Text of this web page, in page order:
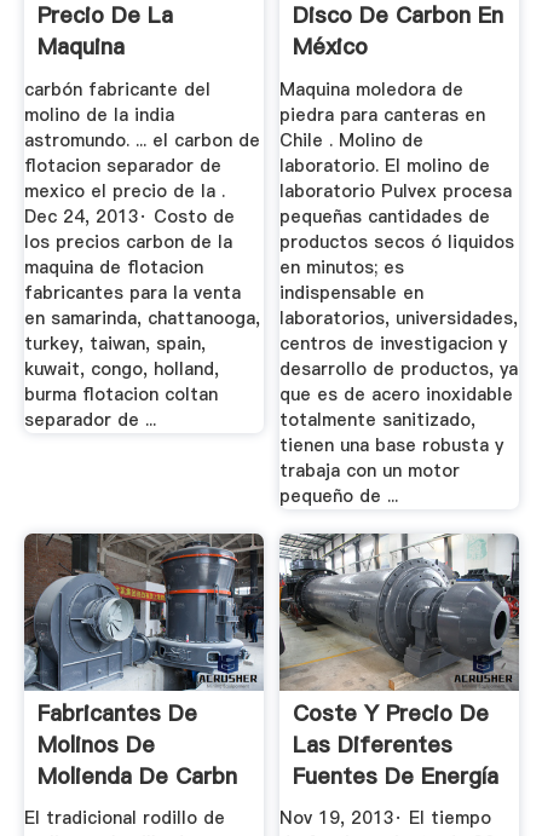
Precio De La
Maquina
carbón fabricante del
molino de la india
astromundo. ... el carbon de
flotacion separador de
mexico el precio de la .
Dec 24, 2013· Costo de
los precios carbon de la
maquina de flotacion
fabricantes para la venta
en samarinda, chattanooga,
turkey, taiwan, spain,
kuwait, congo, holland,
burma flotacion coltan
separador de ...
Disco De Carbon En
México
Maquina moledora de
piedra para canteras en
Chile . Molino de
laboratorio. El molino de
laboratorio Pulvex procesa
pequeñas cantidades de
productos secos ó liquidos
en minutos; es
indispensable en
laboratorios, universidades,
centros de investigacion y
desarrollo de productos, ya
que es de acero inoxidable
totalmente sanitizado,
tienen una base robusta y
trabaja con un motor
pequeño de ...
Fabricantes De
Molinos De
Molienda De Carbn
Mexico
El tradicional rodillo de
Coste Y Precio De
Las Diferentes
Fuentes De Energía
Nov 19, 2013· El tiempo